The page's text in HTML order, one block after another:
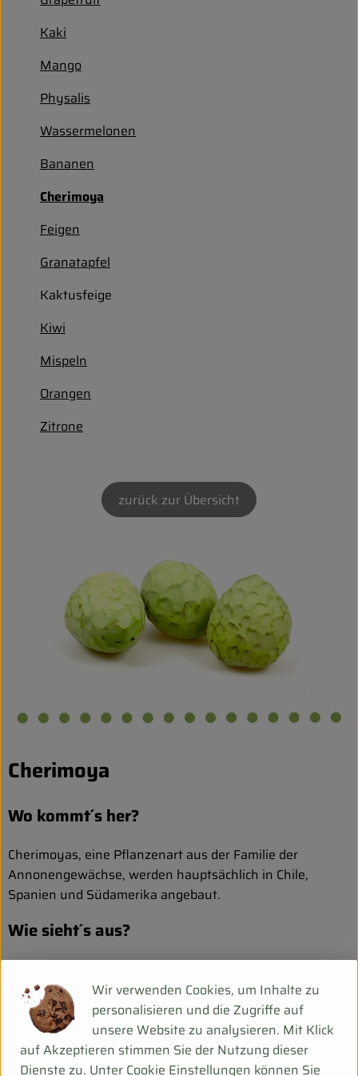
Kühltheke
Backwaren
Vorratskammer
Getränke
Kosmetik
Haus & Garten
Biohof erleben
Biokorb so geht`s
Pferdepension & Reitbetrieb
Firmenkunden
Kaki
Mango
Physalis
Wassermelonen
Bananen
Cherimoya
Feigen
Granatapfel
Kaktusfeige
Kiwi
Mispeln
Orangen
Zitrone
zurück zur Übersicht
Cherimoya
Wo kommt´s her?
Cherimoyas, eine Pflanzenart aus der Familie der
Annonengewächse, werden hauptsächlich in Chile,
Spanien und Südamerika angebaut.
Wie sieht´s aus?
grünlichen Riesenerdbeeren oder Artischocken mit
schuppiger Oberfläche. Ihr Fruchtfleisch ist weich, cremig,
süß und äußerst wohlschmeckend. Ihr Geschmack
erinnert an Erdbeeren mit Sahne. Eine reife Frucht
erkennt man an ihrer braunen Schale und daran, dass sie
Wir verwenden Cookies, um Inhalte zu
personalisieren und die Zugriffe auf
unsere Website zu analysieren. Mit Klick
auf Akzeptieren stimmen Sie der Nutzung dieser
Dienste zu. Unter Cookie Einstellungen können Sie